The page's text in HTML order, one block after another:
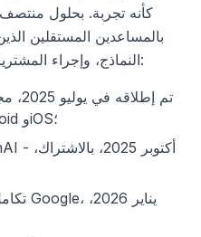
بالمساعدين المستقلين
النماذج، وإجراء المشتريات بأنفسهم. اللاعبون الرئيسيون:
يعمل على سطح المكتب، Android وiOS؛